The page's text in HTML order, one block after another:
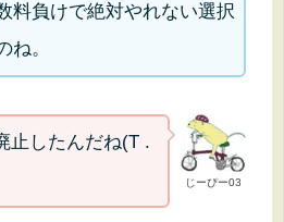
料負けで絶対やれない選択
ね。
じーぴー03
止したんだね(T .